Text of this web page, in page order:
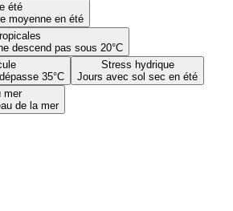
été
moyenne en été
descend pas sous 20°C
35°C
Stress hydrique
Jours avec sol sec en été
mer
de la mer